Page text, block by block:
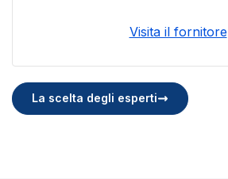
Visita il fornitore
La scelta degli esperti